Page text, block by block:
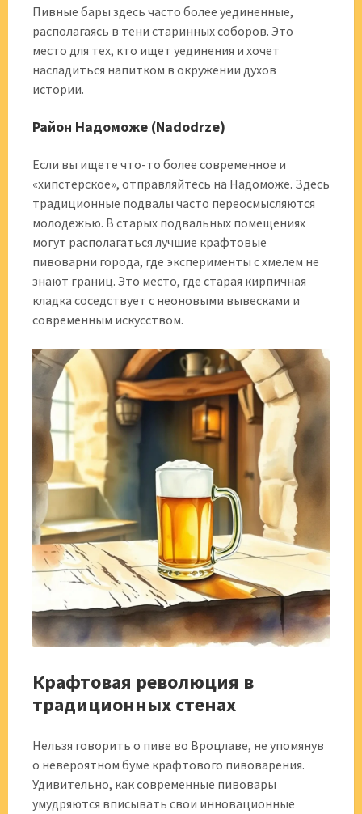
Пивные бары здесь часто более уединенные,
располагаясь в тени старинных соборов. Это
место для тех, кто ищет уединения и хочет
насладиться напитком в окружении духов
истории.
Район Надоможе (Nadodrze)
Если вы ищете что-то более современное и
«хипстерское», отправляйтесь на Надоможе. Здесь
традиционные подвалы часто переосмысляются
молодежью. В старых подвальных помещениях
могут располагаться лучшие крафтовые
пивоварни города, где эксперименты с хмелем не
знают границ. Это место, где старая кирпичная
кладка соседствует с неоновыми вывесками и
современным искусством.
Крафтовая революция в
традиционных стенах
Нельзя говорить о пиве во Вроцлаве, не упомянув
о невероятном буме крафтового пивоварения.
Удивительно, как современные пивовары
умудряются вписывать свои инновационные